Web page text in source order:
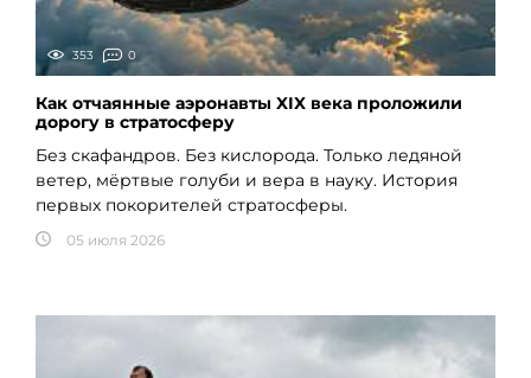
353 0
Как отчаянные аэронавты XIX века проложили
дорогу в стратосферу
Без скафандров. Без кислорода. Только ледяной
ветер, мёртвые голуби и вера в науку. История
первых покорителей стратосферы.
05 июля 2026